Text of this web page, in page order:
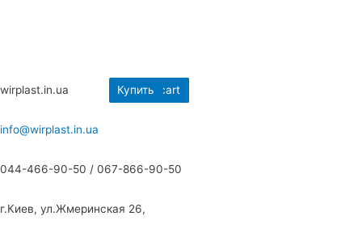
Add to cart
Add to cart
Add to cart
Купить
wirplast.in.ua
info@wirplast.in.ua
044-466-90-50 / 067-866-90-50
г.Киев, ул.Жмеринская 26,